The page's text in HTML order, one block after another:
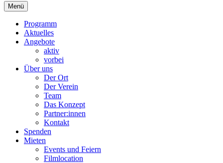
Primäres
Menü
Menü
Programm
Aktuelles
Angebote
aktiv
vorbei
Über uns
Der Ort
Der Verein
Team
Das Konzept
Partner:innen
Kontakt
Spenden
Mieten
Events und Feiern
Filmlocation